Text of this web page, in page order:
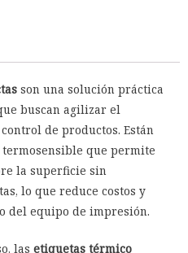
son una solución práctica
buscan agilizar el
de productos. Están
que permite
la superficie sin
lo que reduce costos y
del equipo de impresión.
las etiquetas térmico